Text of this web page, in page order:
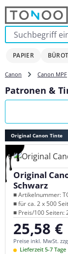
Zum Hauptinhalt
PAPIER
Canon Canon MPF
Patronen &
Original Canon Tinte
Original
Schwarz
■ Artikelnummer:
■ für ca. 2 x 500
■ Preis/100 Seiten:
Regulärer
25,58 €
Preise inkl. MwSt.
Lieferzeit 5-7 Tage